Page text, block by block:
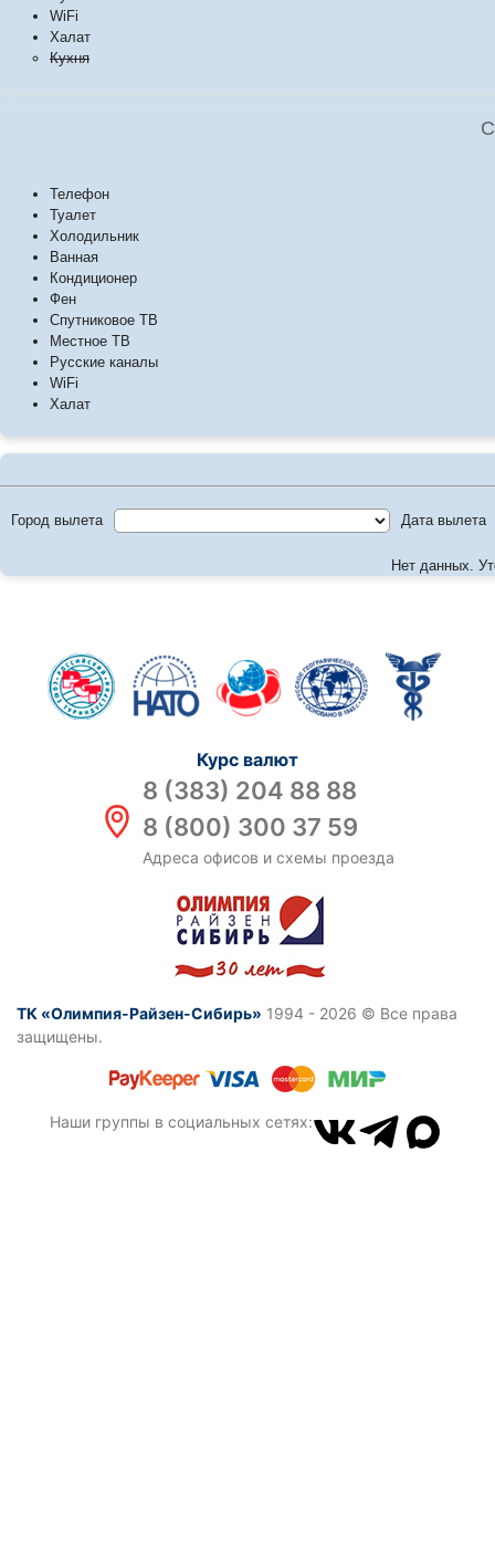
WiFi
Халат
Кухня
Телефон
Туалет
Холодильник
Ванная
Кондиционер
Фен
Спутниковое ТВ
Местное ТВ
Русские каналы
WiFi
Халат
Город вылета Дата вылета
Нет данных.
Курс валют
8 (383) 204 88 88
8 (800) 300 37 59
Адреса офисов и схемы проезда
ТК «Олимпия-Райзен-Сибирь» 1994 - 2026 © Все права
защищены.
Наши группы в социальных сетях: